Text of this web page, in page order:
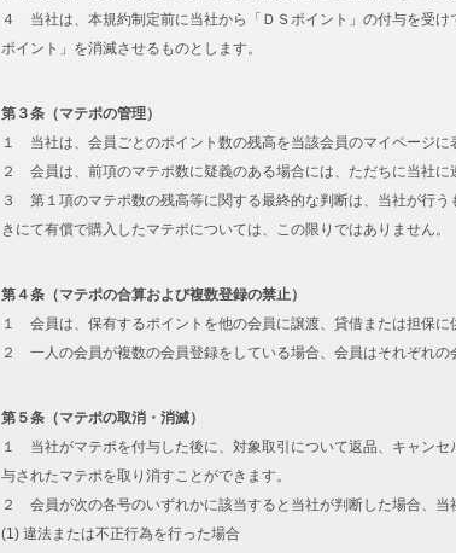
４ 当社は、本規約制定前に当社から「ＤＳポイント」の付与を受
ポイント」を消滅させるものとします。
第３条（マテポの管理）
１ 当社は、会員ごとのポイント数の残高を当該会員のマイページに
２ 会員は、前項のマテポ数に疑義のある場合には、ただちに当社に
３ 第１項のマテポ数の残高等に関する最終的な判断は、当社が行
きにて有償で購入したマテポについては、この限りではありません。
第４条（マテポの合算および複数登録の禁止）
１ 会員は、保有するポイントを他の会員に譲渡、貸借または担保に
２ 一人の会員が複数の会員登録をしている場合、会員はそれぞれの
第５条（マテポの取消・消滅）
１ 当社がマテポを付与した後に、対象取引について返品、キャン
与されたマテポを取り消すことができます。
２ 会員が次の各号のいずれかに該当すると当社が判断した場合、当
(1) 違法または不正行為を行った場合